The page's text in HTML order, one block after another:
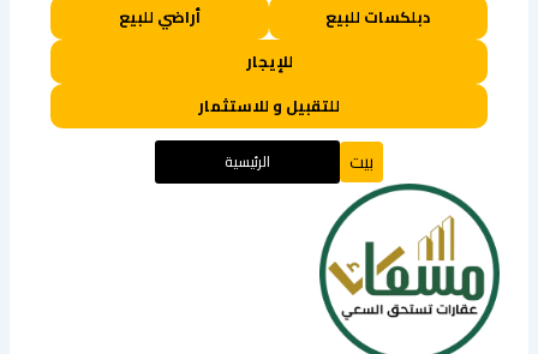
دبلكسات للبيع
أراضي للبيع
للإيجار
للتقبيل و للاستثمار
بيت الرئيسية